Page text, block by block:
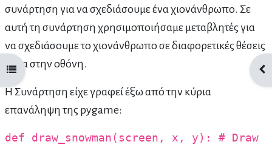
Άνοιγμα ευρετηρίου μαθήματος
συνάρτηση για να σχεδιάσουμε ένα χιονάνθρωπο. Σε
αυτή τη συνάρτηση χρησιμοποιήσαμε μεταβλητές για
να σχεδιάσουμε το χιονάνθρωπο σε διαφορετικές θέσεις
μέσα στην οθόνη.
Η Συνάρτηση είχε γραφεί έξω από την κύρια
επανάληψη της pygame:
def draw_snowman(screen, x, y): # Draw